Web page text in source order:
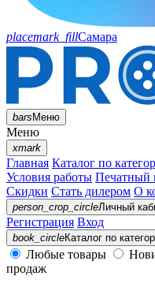
placemark_fillСамара
barsМеню
Меню
xmark
Главная Каталог по
Условия работы Печатный
Скидки Стать дилером О
person_crop_circleЛичный
Регистрация Вход
book_circleКаталог по
Любые товары
продаж